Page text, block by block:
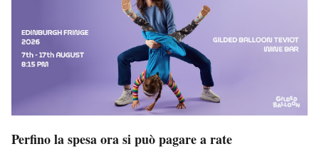
Perfino la spesa ora si può pagare a rate